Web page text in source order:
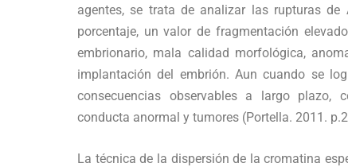
agentes, se trata de analizar las rupturas
porcentaje, un valor de fragmentación
embrionario, mala calidad morfológica,
implantación del embrión. Aun cuando se
consecuencias observables a largo plazo,
conducta anormal y tumores (Portella. 2011.
La técnica de la dispersión de la cromatina